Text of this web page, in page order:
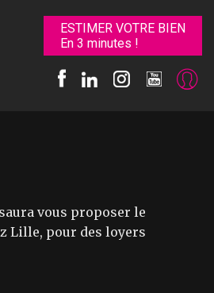
ESTIMER VOTRE BIEN
En 3 minutes !
vous proposer le
Lille, pour des loyers